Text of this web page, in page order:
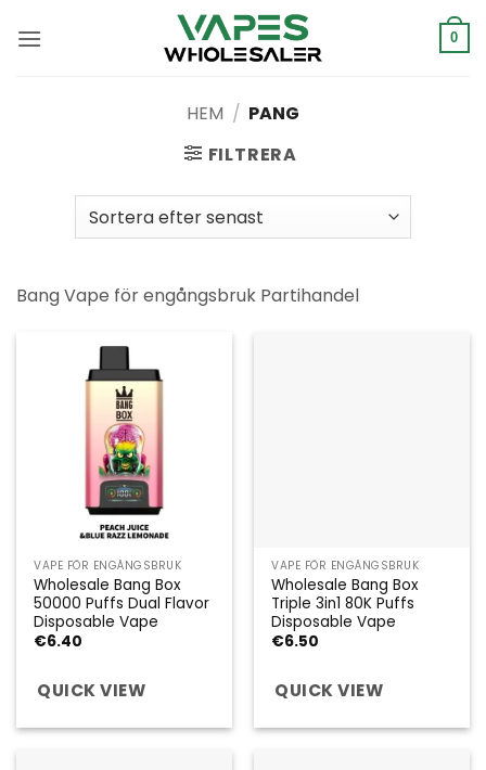
0
HEM / PANG
FILTRERA
Bang Vape för engångsbruk Partihandel
VAPE FÖR ENGÅNGSBRUK
Wholesale Bang Box
50000 Puffs Dual Flavor
Disposable Vape
€6.40
QUICK VIEW
VAPE FÖR ENGÅNGSBRUK
Wholesale Bang Box
Triple 3in1 80K Puffs
Disposable Vape
€6.50
QUICK VIEW